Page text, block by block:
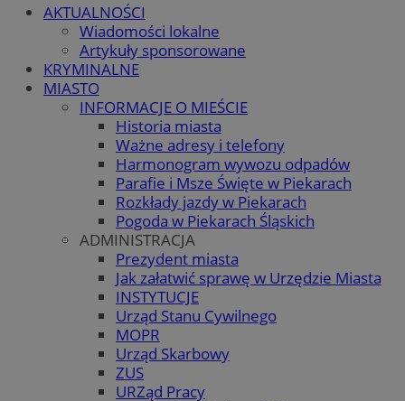
AKTUALNOŚCI
Wiadomości lokalne
Artykuły sponsorowane
KRYMINALNE
MIASTO
INFORMACJE O MIEŚCIE
Historia miasta
Ważne adresy i telefony
Harmonogram wywozu odpadów
Parafie i Msze Święte w Piekarach
Rozkłady jazdy w Piekarach
Pogoda w Piekarach Śląskich
ADMINISTRACJA
Prezydent miasta
Jak załatwić sprawę w Urzędzie Miasta
INSTYTUCJE
Urząd Stanu Cywilnego
MOPR
Urząd Skarbowy
ZUS
URZąd Pracy